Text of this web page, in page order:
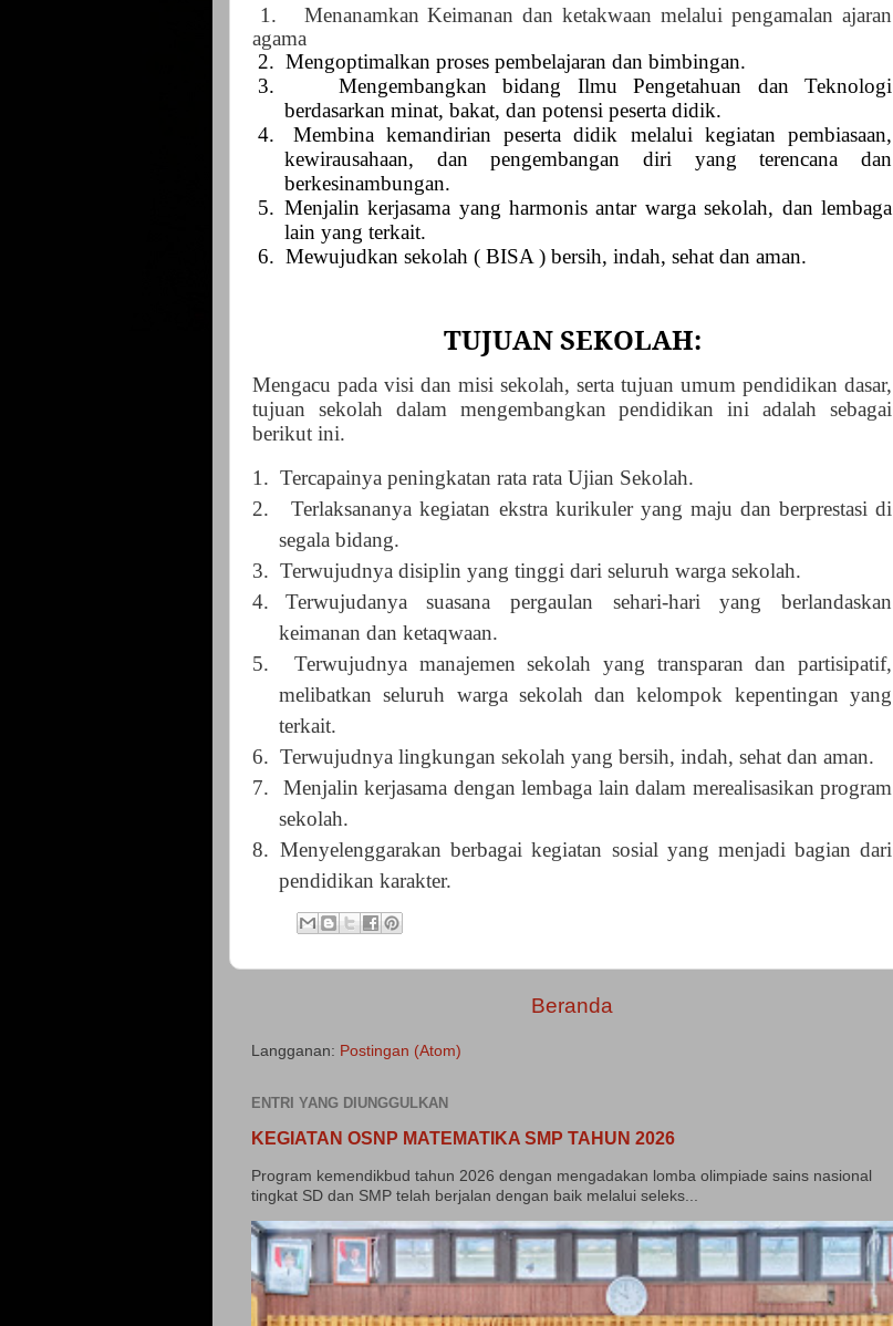
1.
Menanamkan Keimanan dan ketakwaan melalui pengamalan ajaran
agama
2. Mengoptimalkan proses pembelajaran dan bimbingan.
3.
Mengembangkan bidang Ilmu Pengetahuan dan Teknologi
berdasarkan minat, bakat, dan potensi peserta didik.
4.
Membina kemandirian peserta didik melalui kegiatan pembiasaan,
kewirausahaan, dan pengembangan diri yang terencana dan
berkesinambungan.
5. Menjalin kerjasama yang harmonis antar warga sekolah, dan lembaga
lain yang terkait.
6. Mewujudkan sekolah ( BISA ) bersih, indah, sehat dan aman.
TUJUAN SEKOLAH:
Mengacu pada visi dan misi sekolah, serta tujuan umum pendidikan dasar,
tujuan sekolah dalam mengembangkan pendidikan ini adalah sebagai
berikut ini.
1. Tercapainya peningkatan rata rata Ujian Sekolah.
2.
Terlaksananya kegiatan ekstra kurikuler yang maju dan berprestasi di
segala bidang.
3. Terwujudnya disiplin yang tinggi dari seluruh warga sekolah.
4.
Terwujudanya suasana pergaulan sehari-hari yang berlandaskan
keimanan dan ketaqwaan.
5.
Terwujudnya manajemen sekolah yang transparan dan partisipatif,
melibatkan seluruh warga sekolah dan kelompok kepentingan yang
terkait.
6. Terwujudnya lingkungan sekolah yang bersih, indah, sehat dan aman.
7.
Menjalin kerjasama dengan lembaga lain dalam merealisasikan program
sekolah.
8. Menyelenggarakan berbagai kegiatan sosial yang menjadi bagian dari
pendidikan karakter.
Beranda
Langganan: Postingan (Atom)
ENTRI YANG DIUNGGULKAN
KEGIATAN OSNP MATEMATIKA SMP TAHUN 2026
Program kemendikbud tahun 2026 dengan mengadakan lomba olimpiade sains nasional
tingkat SD dan SMP telah berjalan dengan baik melalui seleks...